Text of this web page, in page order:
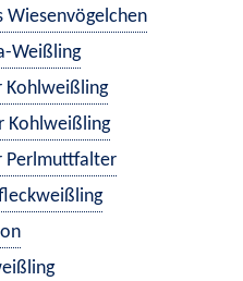
Wiesenvögelchen
Weißling
Kohlweißling
Kohlweißling
Perlmuttfalter